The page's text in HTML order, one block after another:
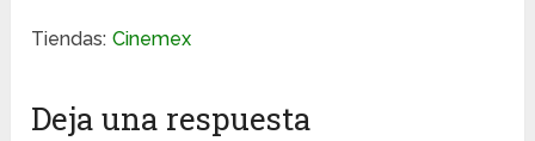
Tiendas: Cinemex
Deja una respuesta